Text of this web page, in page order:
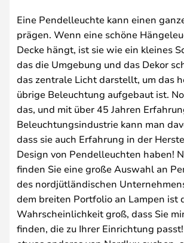
Eine Pendelleuchte kann einen
prägen. Wenn eine schöne
Decke hängt, ist sie wie ein kleines
das die Umgebung und das Dekor
das zentrale Licht darstellt, um das
übrige Beleuchtung aufgebaut ist.
das, und mit über 45 Jahren
Beleuchtungsindustrie kann man
dass sie auch Erfahrung in der
Design von Pendelleuchten haben!
finden Sie eine große Auswahl an
des nordjütländischen
dem breiten Portfolio an Lampen ist
Wahrscheinlichkeit groß, dass Sie
finden, die zu Ihrer Einrichtung